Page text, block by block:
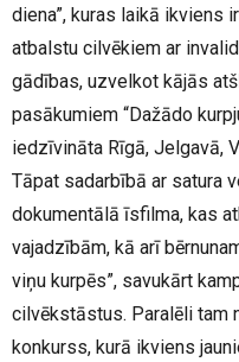
diena”, kuras laikā ikviens
atbalstu cilvēkiem ar
gādības, uzvelkot kājās
pasākumiem “Dažādo
iedzīvināta Rīgā, Jelgavā,
Tāpat sadarbībā ar satura
dokumentālā īsfilma, kas
vajadzībām, kā arī
viņu kurpēs”, savukārt
cilvēkstāstus. Paralēli tam
konkurss, kurā ikviens